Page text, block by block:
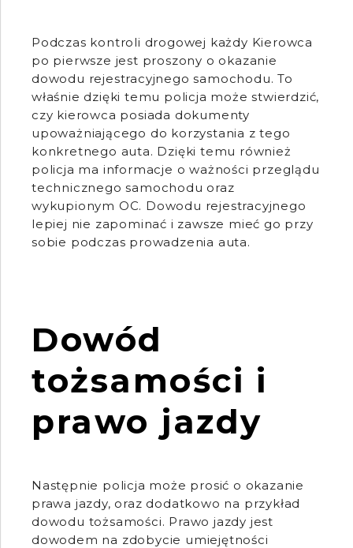
Podczas kontroli drogowej każdy Kierowca
po pierwsze jest proszony o okazanie
dowodu rejestracyjnego samochodu. To
właśnie dzięki temu policja może stwierdzić,
czy kierowca posiada dokumenty
upoważniającego do korzystania z tego
konkretnego auta. Dzięki temu również
policja ma informacje o ważności przeglądu
technicznego samochodu oraz
wykupionym OC. Dowodu rejestracyjnego
lepiej nie zapominać i zawsze mieć go przy
sobie podczas prowadzenia auta.
Dowód
tożsamości i
prawo jazdy
Następnie policja może prosić o okazanie
prawa jazdy, oraz dodatkowo na przykład
dowodu tożsamości. Prawo jazdy jest
dowodem na zdobycie umiejętności